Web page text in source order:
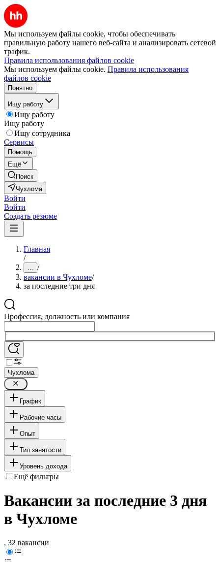
Мы используем файлы cookie, чтобы обеспечивать
правильную работу нашего веб-сайта и анализировать сетевой
трафик.
Правила использования файлов cookie
Мы используем файлы cookie. Правила использования
файлов cookie
Понятно
Ищу работу
Ищу работу
Ищу работу
Ищу сотрудника
Сервисы
Помощь
Ещё
Поиск
Чухлома
Войти
Войти
Создать резюме
Главная
/
... /
вакансии в Чухломе/
за последние три дня
Профессия, должность или компания
Чухлома
График
Рабочие часы
Опыт
Тип занятости
Уровень дохода
Ещё фильтры
Вакансии за последние 3 дня
в Чухломе
, 32 вакансии